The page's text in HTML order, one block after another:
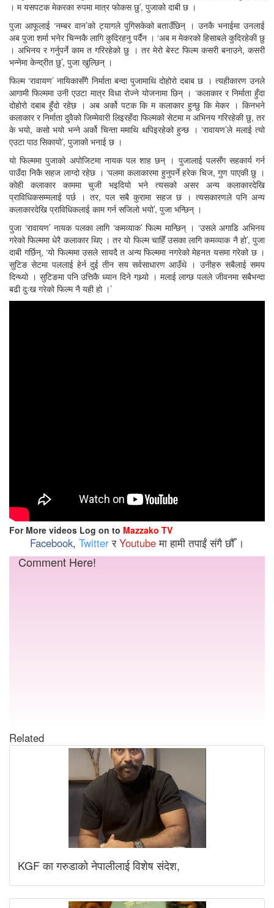
। म यसपटक मेकरका रुपमा मात्र फोकस छु’, पुजाको दाबी छ ।
पुजा आफूलाई ‘नम्बर वान’को ट्यागले पुगिसकेको बताउँछिन् । उनकै भनाईमा उनलाई
अब पुजा शर्मा भनेर चिन्नकै लागि कुदिरहनु पर्दैन । ‘अब म मेकरको हिसाबले कुदिरहेकी छु
। अभिनय र गर्नुपर्ने काम त गरिरहेको छु । तर मेरो बेस्ट फिल्म कसरी बनाउने, कसरी
भन्नेमा केन्द्रीत छु’, पुजा खुल्छिन् ।
फिल्म ‘रावायण’ नायिकासँगै निर्माता बन्दा पुजामाथि दोहोरो दबाब छ । त्यहीकारण उनले
आगामी फिल्ममा उनी एउटा मात्र विधा रोज्ने योजनामा छिन् । ‘कलाकार र निर्माता हुँदा
दोहोरो दबाब हुँदो रहेछ । अब अर्को पटक कि म कलाकार हुन्छु कि मेकर । किनभने
कलाकार र निर्माता दुवैको जिम्मेवारी लिइरहँदा फिल्मको सेटमा म अभिनय गरिरहेकी छु, तर
के भयो, कसो भयो भन्ने अर्को चिन्ता ममाथि थपिइरहेको हुन्छ । ‘रावायण’ले मलाई त्यो
एउटा पाठ सिकायो’, पुजाको भनाई छ ।
यो फिल्ममा पुजाको अपोजिटमा नायक पल शाह छन् । पुजालाई पलसँग सहकार्य गर्न
पाउँदा निकै सहज लाग्दो रहेछ । ‘पलमा कलाकारमा हुनुपर्ने हरेक चिज, गुण पाएकी छु ।
कोही कलाकार काममा चुजी भइदियो भने त्यसको असर अन्य कलाकारदेखि
प्राविधिकसम्मलाई पर्छ । तर, पल सबै कुरामा सहज छ । त्यसकारणले पनि अन्य
कलाकारदेखि प्राविधिकलाई काम गर्न सजिलो भयो’, पुजा भन्छिन् ।
पुजा ‘रावायण’ नायक पलका लागि ‘कमव्याक’ फिल्म मान्छिन् । ‘उसले अगाडि अभिनय
गरेको फिल्ममा धेरै कलाकार थिए । तर यो फिल्म चाहिँ उसका लागि कमव्याक नै हो’, पुजा
दाबी गर्छिन्, ‘यो फिल्ममा उसले सायदै त अन्य फिल्ममा नगरेको मेहनत यसमा गरेको छ ।
सुटिङ सेटमा पललाई हेर्न दुई तीन सय सर्वसाधारण आउँथे । उनीहरु सबैलाई समय
दिन्थ्यो । सुटिङमा पनि उत्तिकै ध्यान दिने गथ्र्यो । मलाई लाग्छ पलले जीवनमा सबैभन्दा
बढी दुःख गरेको फिल्म नै यही हो ।’
For More videos Log on to Mazzako TV
Facebook, TwitterरYoutubeमा हामी तपाईं संगै छौँ ।
Comment Here!
Related
KGF का गरुडाको नेपालीलाई विशेष संदेश,